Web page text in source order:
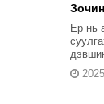
Ер нь